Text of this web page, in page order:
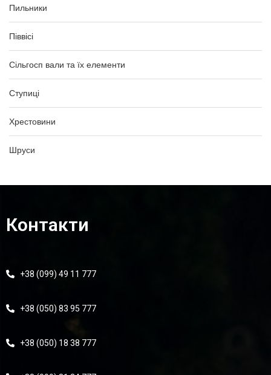
Пильники
Піввісі
Сільгосп вали та їх елементи
Ступиці
Хрестовини
Шруси
Контакти
+38 (099) 49 11 777
+38 (050) 83 95 777
+38 (050) 18 38 777